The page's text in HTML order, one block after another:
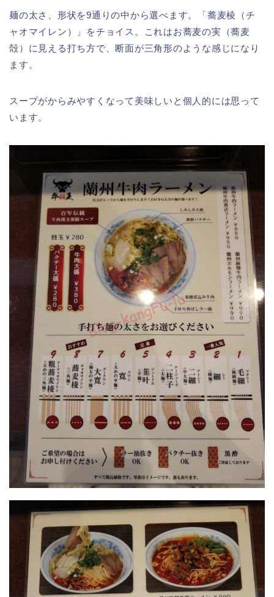
麺の太さ、形状を9通りの中から選べます。「蕎麦棱（チ
ャオマイレン）」をチョイス。これはお蕎麦の実（蕎麦
殻）に見える打ち方で、断面が三角形のような感じになり
ます。
スープがからみやすくなって美味しいと個人的には思って
います。